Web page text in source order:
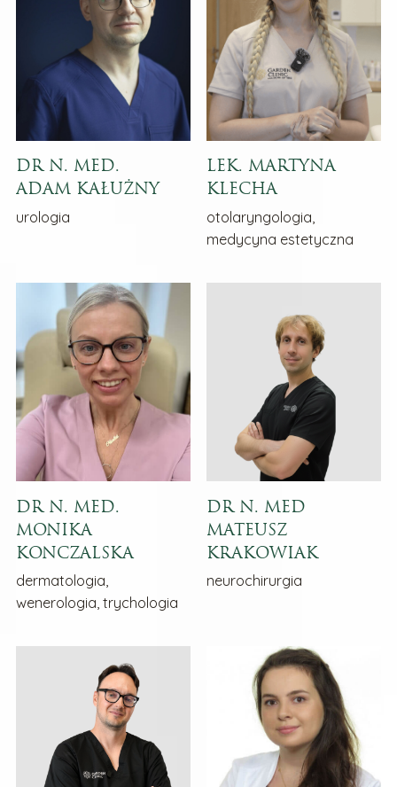
DR N. MED.
ADAM KAŁUŻNY
urologia
LEK. MARTYNA
KLECHA
otolaryngologia,
medycyna estetyczna
DR N. MED.
MONIKA
KONCZALSKA
dermatologia,
wenerologia, trychologia
DR N. MED
MATEUSZ
KRAKOWIAK
neurochirurgia